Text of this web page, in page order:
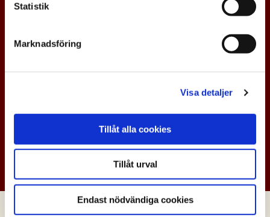
Statistik
Marknadsföring
Visa detaljer
Tillåt alla cookies
Tillåt urval
Endast nödvändiga cookies
LAGA EKOLOGISKT?
TESTA VÅR BOSARPKYCKLING!